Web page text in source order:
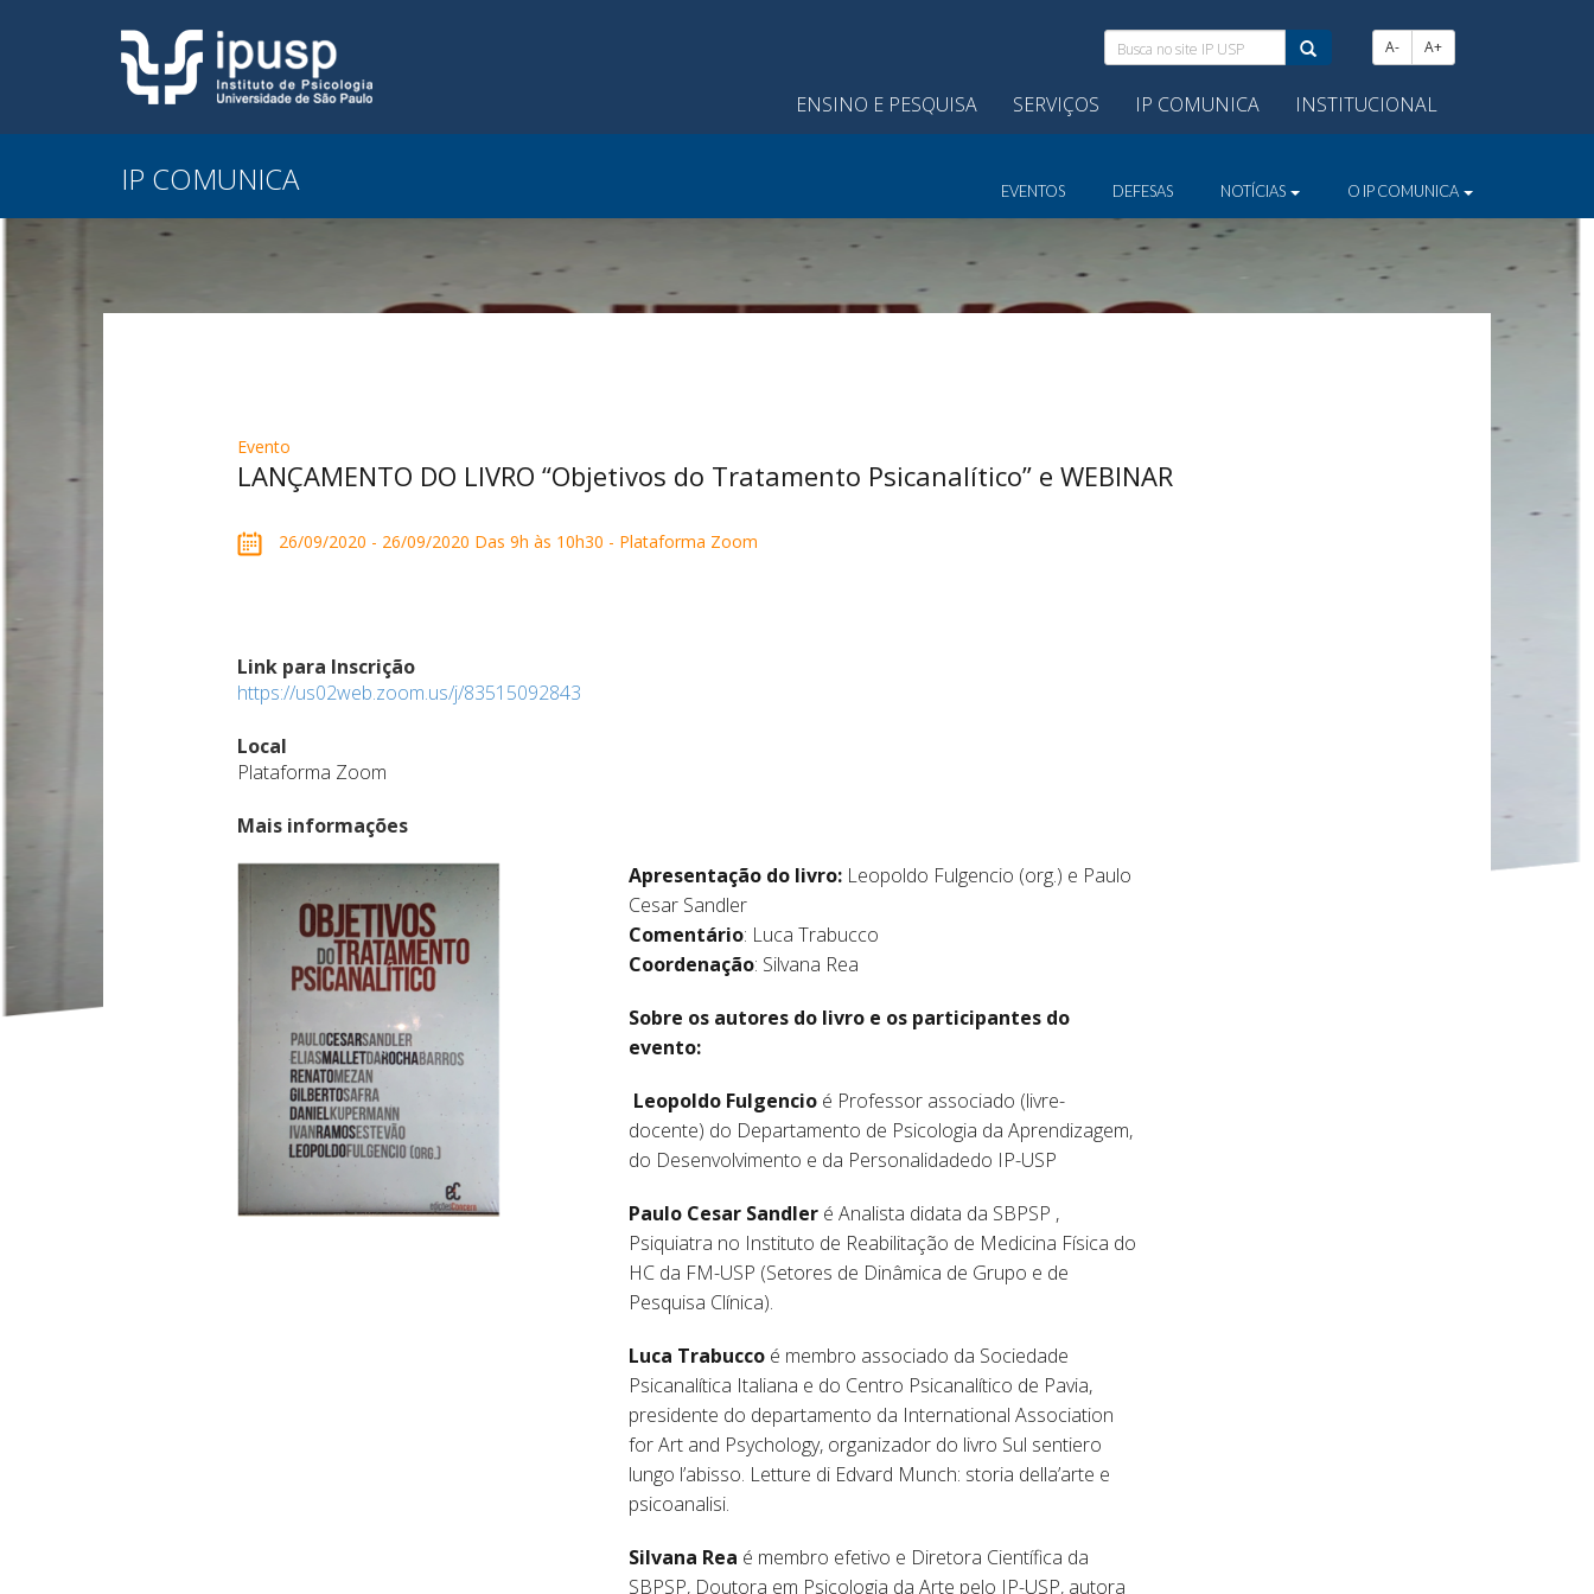
Busca
no
site
IP
A- A+
ENSINO E PESQUISA SERVIÇOS IP COMUNICA INSTITUCIONAL
IP COMUNICA EVENTOS DEFESAS NOTÍCIAS O IP COMUNICA
Evento
LANÇAMENTO DO LIVRO “Objetivos do Tratamento Psicanalítico” e WEBINAR
26/09/2020 - 26/09/2020 Das 9h às 10h30 - Plataforma Zoom
Link para Inscrição
https://us02web.zoom.us/j/83515092843
Local
Plataforma Zoom
Mais informações
Apresentação do livro:Leopoldo Fulgencio (org.) e Paulo
Cesar Sandler
Comentário: Luca Trabucco
Coordenação: Silvana Rea
Sobre os autores do livro e os participantes do
evento:
Leopoldo Fulgencioé Professor associado (livre-
docente) do Departamento de Psicologia da Aprendizagem,
do Desenvolvimento e da Personalidadedo IP-USP
Paulo Cesar Sandleré Analista didata da SBPSP ,
Psiquiatra no Instituto de Reabilitação de Medicina Física do
HC da FM-USP (Setores de Dinâmica de Grupo e de
Pesquisa Clínica).
Luca Trabuccoé membro associado da Sociedade
Psicanalítica Italiana e do Centro Psicanalítico de Pavia,
presidente do departamento da International Association
for Art and Psychology, organizador do livro Sul sentiero
lungo l’abisso. Letture di Edvard Munch: storia della’arte e
psicoanalisi.
Silvana Rea é membro efetivo e Diretora Científica da
SBPSP, Doutora em Psicologia da Arte pelo IP-USP, autora